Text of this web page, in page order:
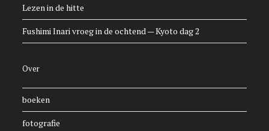
Lezen in de hitte
Fushimi Inari vroeg in de ochtend — Kyoto dag 2
Over
boeken
fotografie